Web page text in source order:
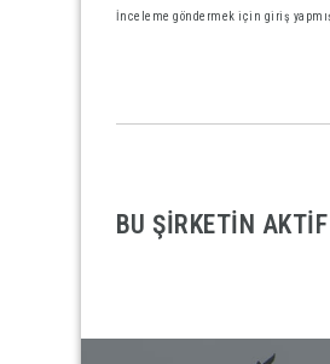
İnceleme göndermek için giriş
BU ŞIRKETIN